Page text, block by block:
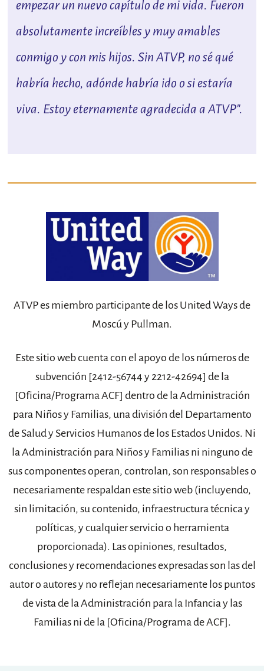
empezar un nuevo capítulo de mi vida. Fueron
absolutamente increíbles y muy amables
conmigo y con mis hijos. Sin ATVP, no sé qué
habría hecho, adónde habría ido o si estaría
viva. Estoy eternamente agradecida a ATVP".
ATVP es miembro participante de los United Ways de
Moscú y Pullman.
Este sitio web cuenta con el apoyo de los números de
subvención [2412-56744 y 2212-42694] de la
[Oficina/Programa ACF] dentro de la Administración
para Niños y Familias, una división del Departamento
de Salud y Servicios Humanos de los Estados Unidos. Ni
la Administración para Niños y Familias ni ninguno de
sus componentes operan, controlan, son responsables o
necesariamente respaldan este sitio web (incluyendo,
sin limitación, su contenido, infraestructura técnica y
políticas, y cualquier servicio o herramienta
proporcionada). Las opiniones, resultados,
conclusiones y recomendaciones expresadas son las del
autor o autores y no reflejan necesariamente los puntos
de vista de la Administración para la Infancia y las
Familias ni de la [Oficina/Programa de ACF].